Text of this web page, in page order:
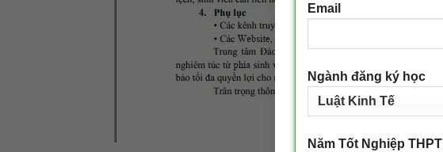
Email
Ngành đăng ký học
Năm Tốt Nghiệp THPT